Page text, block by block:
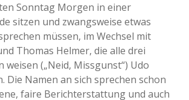
Sonntag Morgen in einer
sitzen und zwangsweise etwas
müssen, im Wechsel mit
Thomas Helmer, die alle drei
weisen („Neid, Missgunst“) Udo
Die Namen an sich sprechen schon
faire Berichterstattung und auch